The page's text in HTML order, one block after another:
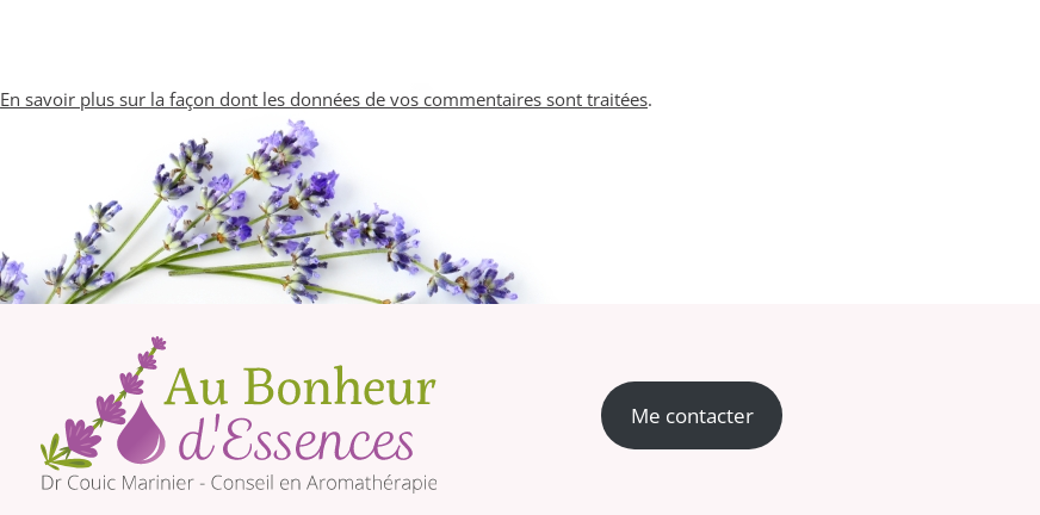
En savoir plus sur la façon dont les données de vos commentaires sont traitées.
Me contacter